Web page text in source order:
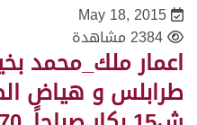
May 18, 2015
2384 مشاهدة
اعمار ملك_محمد
طرابلس و هياض